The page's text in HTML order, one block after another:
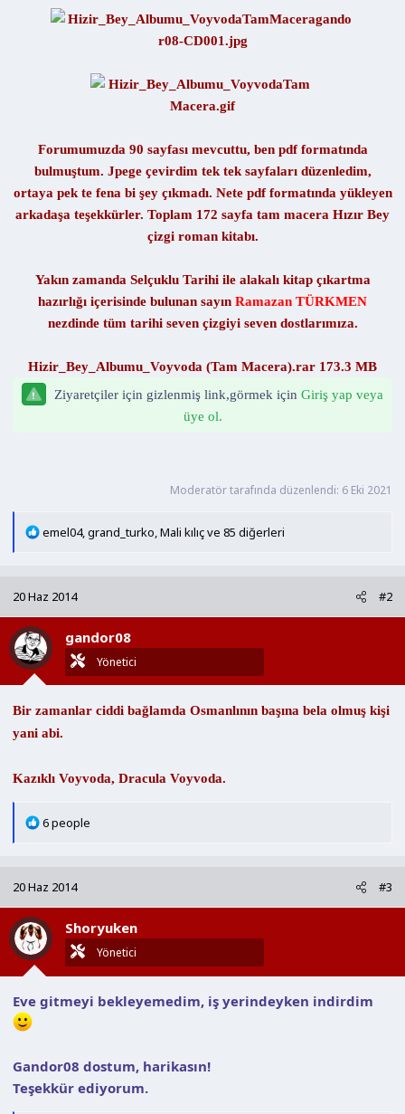
Forumumuzda 90 sayfası mevcuttu, ben pdf formatında
bulmuştum. Jpege çevirdim tek tek sayfaları düzenledim,
ortaya pek te fena bi şey çıkmadı. Nete pdf formatında yükleyen
arkadaşa teşekkürler. Toplam 172 sayfa tam macera Hızır Bey
çizgi roman kitabı.
Yakın zamanda Selçuklu Tarihi ile alakalı kitap çıkartma
hazırlığı içerisinde bulunan sayın Ramazan TÜRKMEN
nezdinde tüm tarihi seven çizgiyi seven dostlarımıza.
Hizir_Bey_Albumu_Voyvoda (Tam Macera).rar 173.3 MB
Ziyaretçiler için gizlenmiş link,görmek için Giriş yap veya
üye ol.
Moderatör tarafında düzenlendi: 6 Eki 2021
T
i
l
e
r
emel04, grand_turko Mali kılıçve 85 diğerleri
20 Haz 2014 #2
gandor08
Yönetici
Bir zamanlar ciddi bağlamda Osmanlının başına bela olmuş kişi
yani abi.
Kazıklı Voyvoda, Dracula Voyvoda.
T
i
l
e
r
6 people
20 Haz 2014 #3
Shoryuken
Yönetici
Eve gitmeyi bekleyemedim, iş yerindeyken indirdim
Gandor08 dostum, harikasın!
Teşekkür ediyorum.